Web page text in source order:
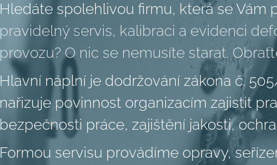
Hledáte spolehlivou firmu, která se Vám
pravidelný servis, kalibraci a evidenci
provozu? O nic se nemusíte starat.
Hlavní náplní je dodržování zákona č.
nařizuje povinnost organizacím zajistit
bezpečnosti práce, zajištění jakosti,
Formou servisu provádíme opravy,